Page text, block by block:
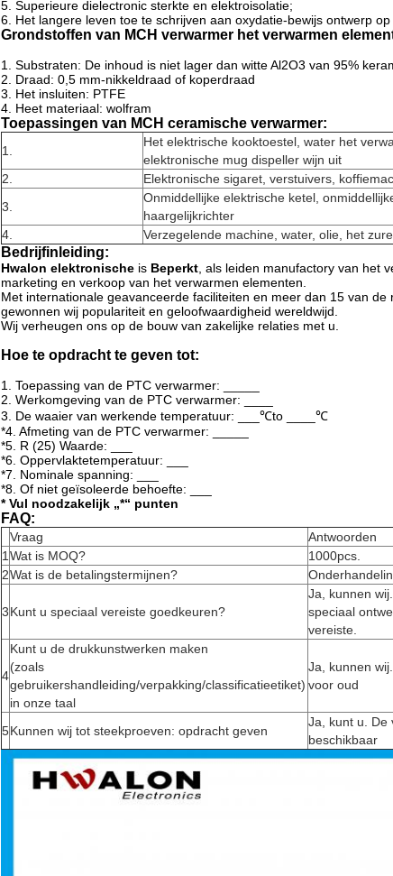
5. Superieure dielectronic sterkte en elektroisolatie;
6. Het langere leven toe te schrijven aan oxydatie-bewijs ontwerp
Grondstoffen van MCH verwarmer het verwarmen
1. Substraten: De inhoud is niet lager dan witte Al2O3 van 95%
2. Draad: 0,5 mm-nikkeldraad of koperdraad
3. Het insluiten: PTFE
4. Heet materiaal: wolfram
Toepassingen van MCH ceramische verwarmer:
1.
Het elektrische kooktoestel, water het
elektronische mug dispeller wijn uit
2.
Elektronische sigaret, verstuivers,
3.
Onmiddellijke elektrische ketel,
haargelijkrichter
4.
Verzegelende machine, water, olie, het
Bedrijfinleiding:
Hwalon elektronische is Beperkt , als leiden manufactory van het
marketing en verkoop van het verwarmen elementen.
Met internationale geavanceerde faciliteiten en meer dan 15 van
gewonnen wij populariteit en geloofwaardigheid wereldwijd.
Wij verheugen ons op de bouw van zakelijke relaties met u.
Hoe te opdracht te geven tot:
1. Toepassing van de PTC verwarmer: _____
2. Werkomgeving van de PTC verwarmer: ____
3. De waaier van werkende temperatuur: ___℃to ____℃
*4. Afmeting van de PTC verwarmer: _____
*5. R (25) Waarde: ___
*6. Oppervlaktetemperatuur: ___
*7. Nominale spanning: ___
*8. Of niet geïsoleerde behoefte: ___
* Vul noodzakelijk „*“ punten
FAQ:
Vraag
Antwoorden
1 Wat is MOQ?
1000pcs.
2Wat is de betalingstermijnen?
3Kunt u speciaal vereiste goedkeuren?
Ja, kunnen
speciaal
vereiste.
4
Kunt u de drukkunstwerken maken
(zoals
gebruikershandleiding/verpakking/classificatieetiket)
in onze taal
Ja, kunnen
voor oud
5Kunnen wij tot steekproeven: opdracht geven
Ja, kunt u. De
beschikbaar